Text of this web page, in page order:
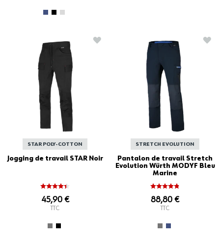
STAR POLY-COTTON
Jogging de travail STAR Noir
45,90 €
TTC
AJOUTER À LA LISTE D'ACHATS
STRETCH EVOLUTION
Pantalon de travail Stretch
Evolution Würth MODYF Bleu
Marine
88,80 €
TTC